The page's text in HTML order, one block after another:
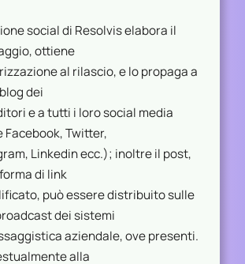
social di Resolvis elabora il
ottiene
al rilascio, e lo propaga a
dei
e a tutti i loro social media
Facebook, Twitter,
Linkedin ecc.); inoltre il post,
di link
può essere distribuito sulle
dei sistemi
aziendale, ove presenti.
alla